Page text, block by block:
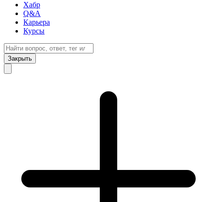
Хабр
Q&A
Карьера
Курсы
Закрыть